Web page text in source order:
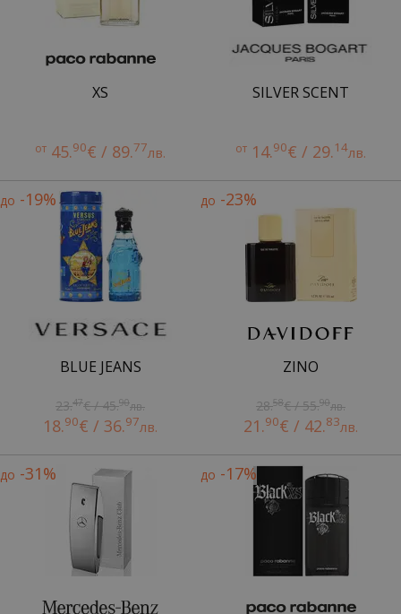
XS
от 45.90€ / 89.77лв.
SILVER SCENT
от 14.90€ / 29.14лв.
до -19%
BLUE JEANS
23.47€ / 45.90лв.
18.90€ / 36.97лв.
до -23%
ZINO
28.58€ / 55.90лв.
21.90€ / 42.83лв.
до -31% до -17%